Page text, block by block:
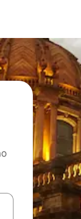
koristeći se